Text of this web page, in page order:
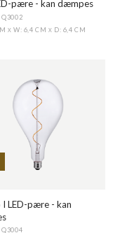
pære - kan dæmpes
Q3002
X W: 6,4 CM X D: 6,4 CM
I LED-pære - kan
Q3004